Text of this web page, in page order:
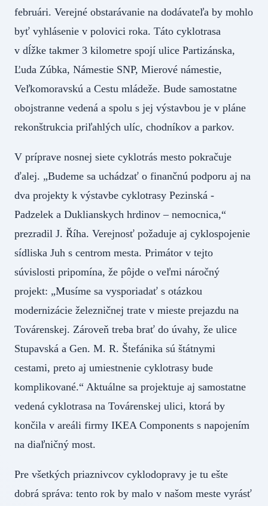
februári. Verejné obstarávanie na dodávateľa by mohlo
byť vyhlásenie v polovici roka. Táto cyklotrasa
v dĺžke takmer 3 kilometre spojí ulice Partizánska,
Ľuda Zúbka, Námestie SNP, Mierové námestie,
Veľkomoravskú a Cestu mládeže. Bude samostatne
obojstranne vedená a spolu s jej výstavbou je v pláne
rekonštrukcia priľahlých ulíc, chodníkov a parkov.
V príprave nosnej siete cyklotrás mesto pokračuje
ďalej. „Budeme sa uchádzať o finančnú podporu aj na
dva projekty k výstavbe cyklotrasy Pezinská -
Padzelek a Duklianskych hrdinov – nemocnica,“
prezradil J. Říha. Verejnosť požaduje aj cyklospojenie
sídliska Juh s centrom mesta. Primátor v tejto
súvislosti pripomína, že pôjde o veľmi náročný
projekt: „Musíme sa vysporiadať s otázkou
modernizácie železničnej trate v mieste prejazdu na
Továrenskej. Zároveň treba brať do úvahy, že ulice
Stupavská a Gen. M. R. Štefánika sú štátnymi
cestami, preto aj umiestnenie cyklotrasy bude
komplikované.“ Aktuálne sa projektuje aj samostatne
vedená cyklotrasa na Továrenskej ulici, ktorá by
končila v areáli firmy IKEA Components s napojením
na diaľničný most.
Pre všetkých priaznivcov cyklodopravy je tu ešte
dobrá správa: tento rok by malo v našom meste vyrásť